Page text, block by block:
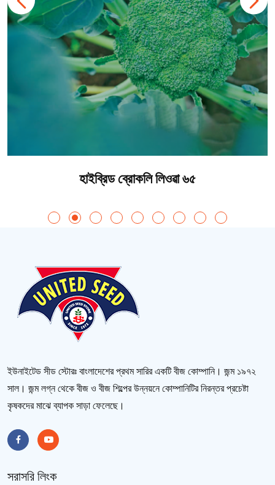
হাইব্রিড ব্রোকলি লিওৱা ৬৫
ইউনাইটেড সীড স্টোরঃ বাংলাদেশের প্রথম সারির একটি বীজ কোম্পানি। জন্ম ১৯৭২
সাল। জন্ম লগ্ন থেকে বীজ ও বীজ শিল্পের উন্নয়নে কোম্পানিটির নিরন্তর প্রচেষ্টা
কৃষকদের মাঝে ব্যাপক সাড়া ফেলেছে।
সরাসরি লিংক